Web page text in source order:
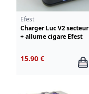
Efest
Charger Luc V2 secteur
+ allume cigare Efest
15.90 €